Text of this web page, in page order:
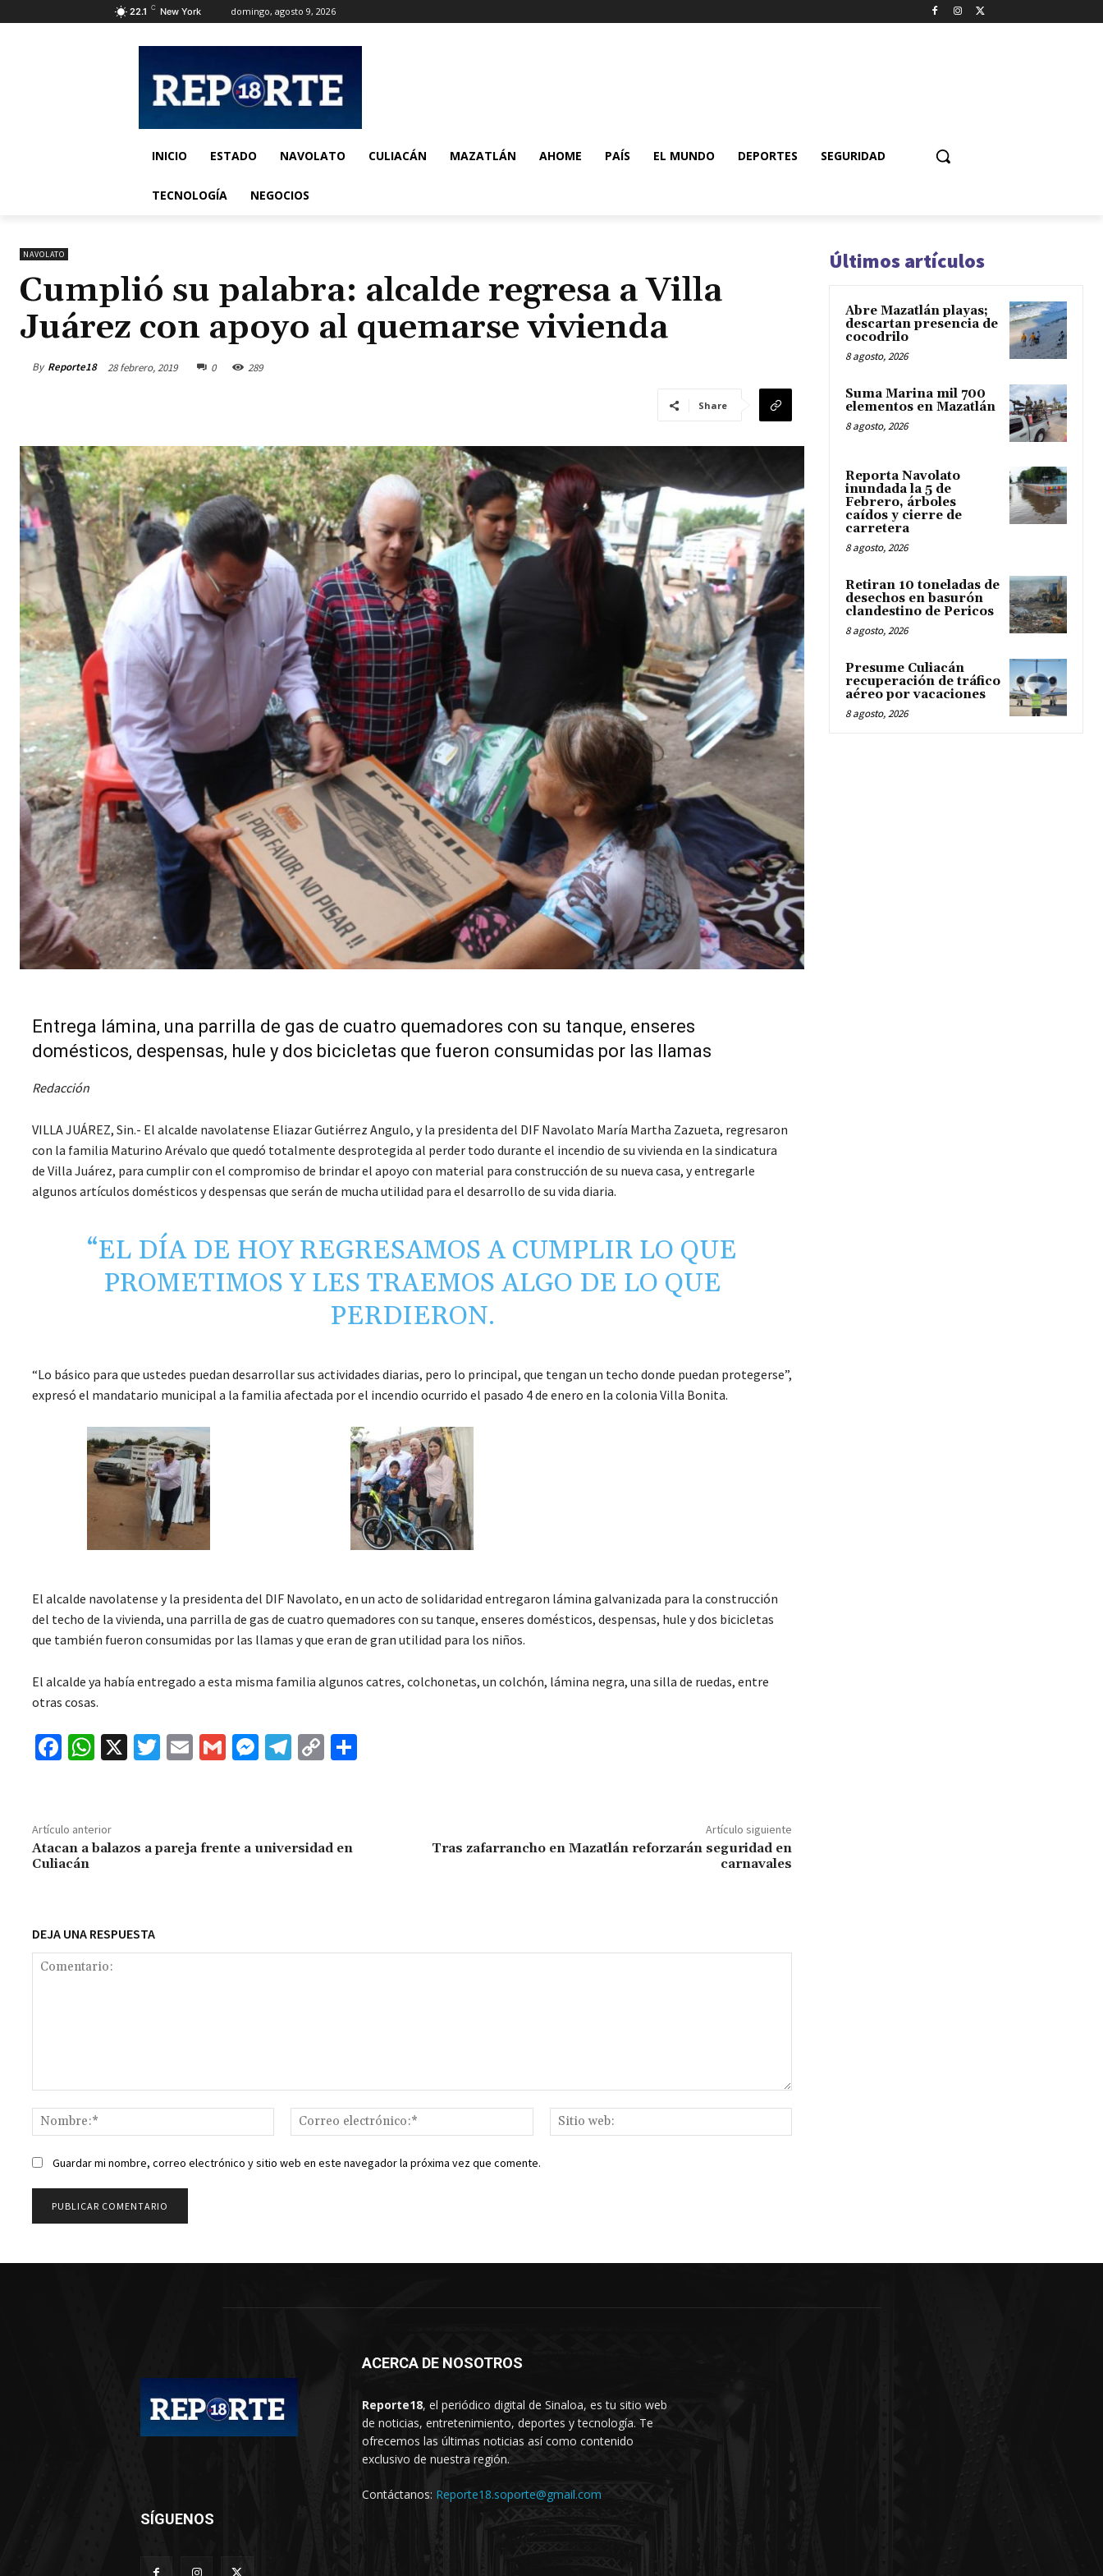
22.1 C New York domingo, agosto 9, 2026
INICIO ESTADO NAVOLATO CULIACÁN MAZATLÁN AHOME PAÍS EL MUNDO DEPORTES SEGURIDAD
TECNOLOGÍA NEGOCIOS
NAVOLATO
Cumplió su palabra: alcalde regresa a Villa
Juárez con apoyo al quemarse vivienda
By Reporte18 28 febrero, 2019 0 289
Share
Entrega lámina, una parrilla de gas de cuatro quemadores con su tanque, enseres
domésticos, despensas, hule y dos bicicletas que fueron consumidas por las llamas
Redacción
VILLA JUÁREZ, Sin.- El alcalde navolatense Eliazar Gutiérrez Angulo, y la presidenta del DIF Navolato María Martha Zazueta, regresaron
con la familia Maturino Arévalo que quedó totalmente desprotegida al perder todo durante el incendio de su vivienda en la sindicatura
de Villa Juárez, para cumplir con el compromiso de brindar el apoyo con material para construcción de su nueva casa, y entregarle
algunos artículos domésticos y despensas que serán de mucha utilidad para el desarrollo de su vida diaria.
“EL DÍA DE HOY REGRESAMOS A CUMPLIR LO QUE
PROMETIMOS Y LES TRAEMOS ALGO DE LO QUE
PERDIERON.
“Lo básico para que ustedes puedan desarrollar sus actividades diarias, pero lo principal, que tengan un techo donde puedan protegerse”,
expresó el mandatario municipal a la familia afectada por el incendio ocurrido el pasado 4 de enero en la colonia Villa Bonita.
El alcalde navolatense y la presidenta del DIF Navolato, en un acto de solidaridad entregaron lámina galvanizada para la construcción
del techo de la vivienda, una parrilla de gas de cuatro quemadores con su tanque, enseres domésticos, despensas, hule y dos bicicletas
que también fueron consumidas por las llamas y que eran de gran utilidad para los niños.
El alcalde ya había entregado a esta misma familia algunos catres, colchonetas, un colchón, lámina negra, una silla de ruedas, entre
otras cosas.
Fa
o
o
k
W
sA
p
X
T
E
G
M
ge
Te
m
C
Li
Artículo anterior
Atacan a balazos a pareja frente a universidad en
Culiacán
Artículo siguiente
Tras zafarrancho en Mazatlán reforzarán seguridad en
carnavales
DEJA UNA RESPUESTA
Nombre:*
Correo
electrónico:*
web:
Guardar mi nombre, correo electrónico y sitio web en este navegador la próxima vez que comente.
Últimos artículos
Abre Mazatlán playas;
descartan presencia de
cocodrilo
8 agosto, 2026
Suma Marina mil 700
elementos en Mazatlán
8 agosto, 2026
Reporta Navolato
inundada la 5 de
Febrero, árboles
caídos y cierre de
carretera
8 agosto, 2026
Retiran 10 toneladas de
desechos en basurón
clandestino de Pericos
8 agosto, 2026
Presume Culiacán
recuperación de tráfico
aéreo por vacaciones
8 agosto, 2026
ACERCA DE NOSOTROS
Reporte18, el periódico digital de Sinaloa, es tu sitio web
de noticias, entretenimiento, deportes y tecnología. Te
ofrecemos las últimas noticias así como contenido
exclusivo de nuestra región.
Contáctanos: Reporte18.soporte@gmail.com
SÍGUENOS